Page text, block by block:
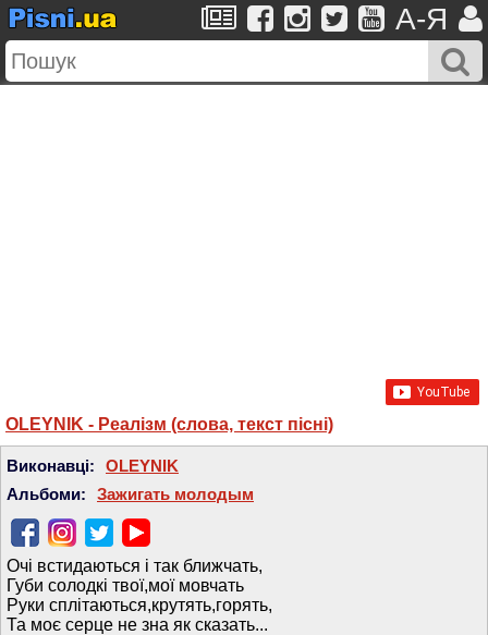
A-Я
OLEYNIK - Реалiзм (слова, текст пісні)
Виконавці:
OLEYNIK
Альбоми:
Зажигать молодым
Очі встидаються і так ближчать,
Губи солодкі твої,мої мовчать
Руки сплітаються,крутять,горять,
Та моє серце не зна як сказать...